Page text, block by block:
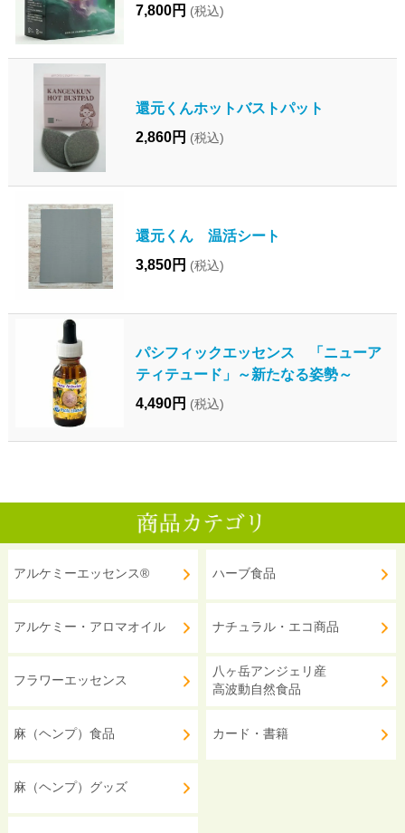
7,800円 (税込)
還元くんホットバストパット
2,860円 (税込)
還元くん 温活シート
3,850円 (税込)
パシフィックエッセンス 「ニューア
ティテュード」～新たなる姿勢～
4,490円 (税込)
アルケミーエッセンス®
アルケミー・アロマオイル
フラワーエッセンス
麻（ヘンプ）食品
麻（ヘンプ）グッズ
ハーブ食品
ナチュラル・エコ商品
八ヶ岳アンジェリ産
高波動自然食品
カード・書籍